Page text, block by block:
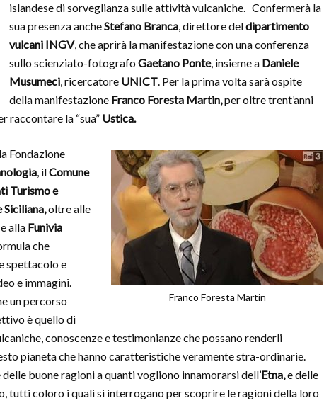
islandese di sorveglianza sulle attività vulcaniche. Confermerà la
sua presenza ancheStefano Branca, direttore deldipartimento
vulcani INGV, che aprirà la manifestazione con una conferenza
sullo scienziato-fotografoGaetano Ponte, insieme a Daniele
Musumeci, ricercatore UNICT. Per la prima volta sarà ospite
della manifestazione Franco Foresta Martin,per oltre trent’anni
raccontare la “sua” Ustica.
Franco Foresta Martin
Fondazione
, ilComune
Turismo e
Siciliana,oltre alle
e alla Funivia
che
spettacolo e
e immagini.
un percorso
è quello di
conoscenze e testimonianze che possano renderli
pianeta che hanno caratteristiche veramente stra-ordinarie.
buone ragioni a quanti vogliono innamorarsi dell’Etna,e delle
tutti coloro i quali si interrogano per scoprire le ragioni della loro